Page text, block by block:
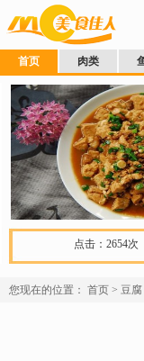
首页 肉类
点击：2654次
您现在的位置： 首页 > 豆腐